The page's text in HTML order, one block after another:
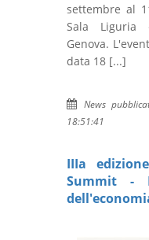
settembre al
Sala Liguria
Genova.
data 18 [...]
News
18:51:41
IIIa
Summit -